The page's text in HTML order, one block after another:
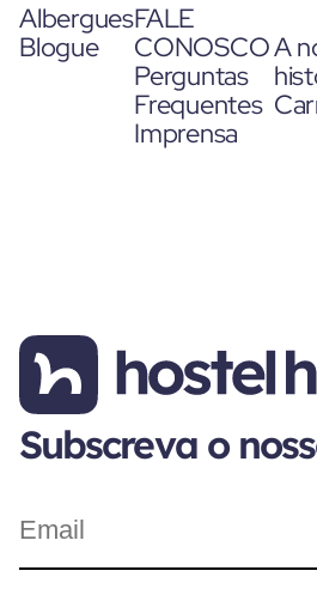
Albergues
Blogue
FALE
CONOSCO
Perguntas
Frequentes
Imprensa
A
Subscreva o